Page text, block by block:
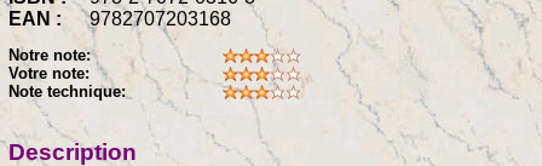
EAN :
9782707203168
Notre note:
Votre note:
Note technique:
Description